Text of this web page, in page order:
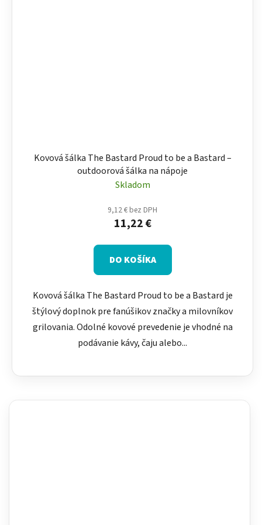
Kovová šálka The Bastard Proud to be a Bastard –
outdoorová šálka na nápoje
Skladom
9,12 € bez DPH
11,22 €
DO KOŠÍKA
Kovová šálka The Bastard Proud to be a Bastard je
štýlový doplnok pre fanúšikov značky a milovníkov
grilovania. Odolné kovové prevedenie je vhodné na
podávanie kávy, čaju alebo...